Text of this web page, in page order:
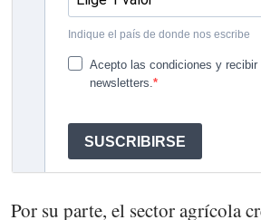
Por su parte, el sector agrícola